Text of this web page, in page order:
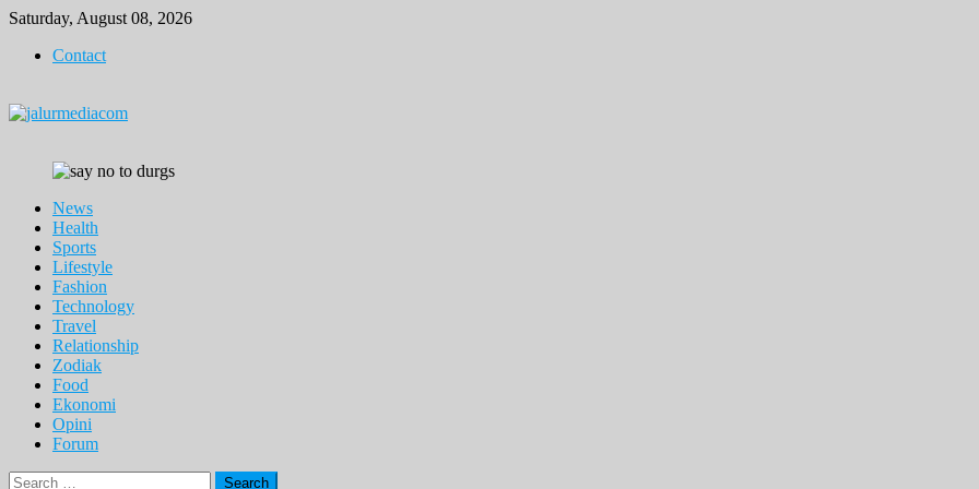
Skip
content
Saturday, August 08, 2026
Contact
News
Health
Sports
Lifestyle
Fashion
Technology
Travel
Relationship
Zodiak
Food
Ekonomi
Opini
Forum
Search